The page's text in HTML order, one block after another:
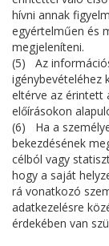
hívni annak
egyértelműen és
megjeleníteni.
(5) Az
igénybevételéhez
eltérve az érintett
előírásokon
(6) Ha a
bekezdésének
célból vagy
hogy a saját
rá vonatkozó
adatkezelésre
érdekében van